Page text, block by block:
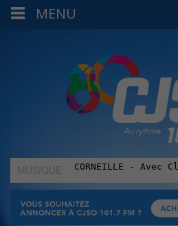
MUSIQUE
:
MENU